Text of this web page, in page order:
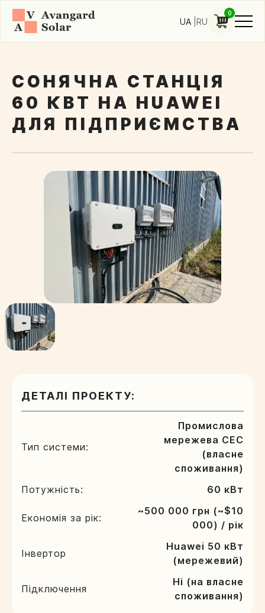
UA RU
0
СОНЯЧНА СТАНЦІЯ
60 КВТ НА HUAWEI
ДЛЯ ПІДПРИЄМСТВА
ДЕТАЛІ ПРОЕКТУ:
Тип системи:
Промислова
мережева СЕС
(власне
споживання)
Потужність:
60 кВт
Економія за рік:
~500 000 грн (~$10
000) / рік
Інвертор
Huawei 50 кВт
(мережевий)
Підключення
Ні (на власне
споживання)